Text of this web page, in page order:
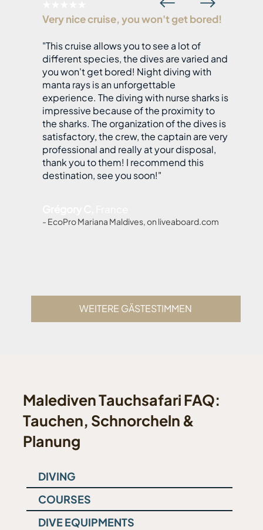
Very nice cruise, you won't get bored!
"This cruise allows you to see a lot of
different species, the dives are varied and
you won't get bored! Night diving with
manta rays is an unforgettable
experience. The diving with nurse sharks is
impressive because of the proximity to
the sharks. The organization of the dives is
satisfactory, the crew, the captain are very
professional and really at your disposal,
thank you to them! I recommend this
destination, see you soon!"
- EcoPro Mariana Maldives, on liveaboard.com
WEITERE GÄSTESTIMMEN
Malediven Tauchsafari FAQ:
Tauchen, Schnorcheln &
Planung
DIVING
COURSES
DIVE EQUIPMENTS